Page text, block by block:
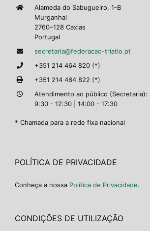
Alameda do Sabugueiro, 1-B
Murganhal
2760–128 Caxias
Portugal
secretaria@federacao-triatlo.pt
+351 214 464 820 (*)
+351 214 464 822 (*)
Atendimento ao público (Secretaria):
9:30 - 12:30 | 14:00 - 17:30
* Chamada para a rede fixa nacional
POLÍTICA DE PRIVACIDADE
Conheça a nossa Política de Privacidade.
CONDIÇÕES DE UTILIZAÇÃO